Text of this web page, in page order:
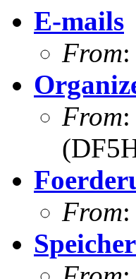
E-mails
From
From
From